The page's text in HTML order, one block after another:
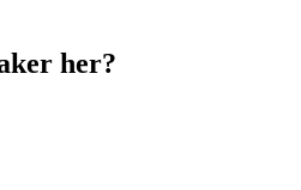
her?